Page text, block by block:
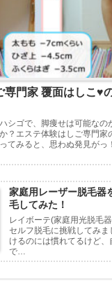
専門家 覆面はしこ♥
シゴで、脚痩せは可能なの
？エステ体験はしご専門家
てみると、思わぬ発見がっ
家庭用レーザー脱毛器
毛してみた！
レイボーテ(家庭用光脱毛
セルフ脱毛に挑戦してみ
けるのには慣れてるけど
で…